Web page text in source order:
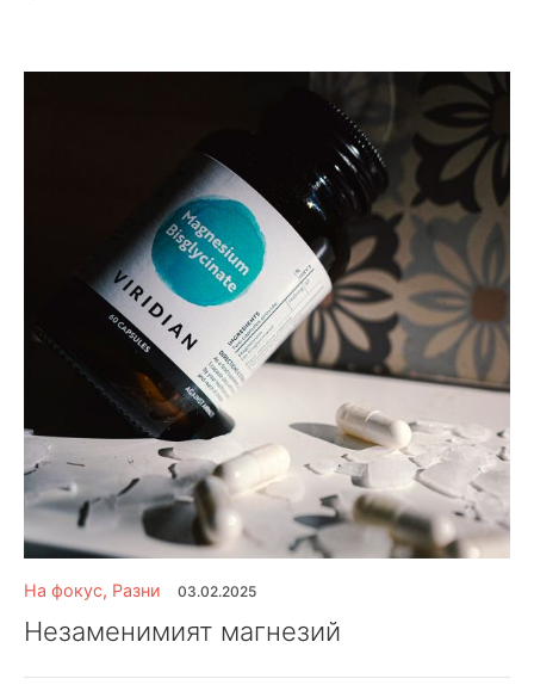
На фокус, Разни 03.02.2025
Незаменимият магнезий